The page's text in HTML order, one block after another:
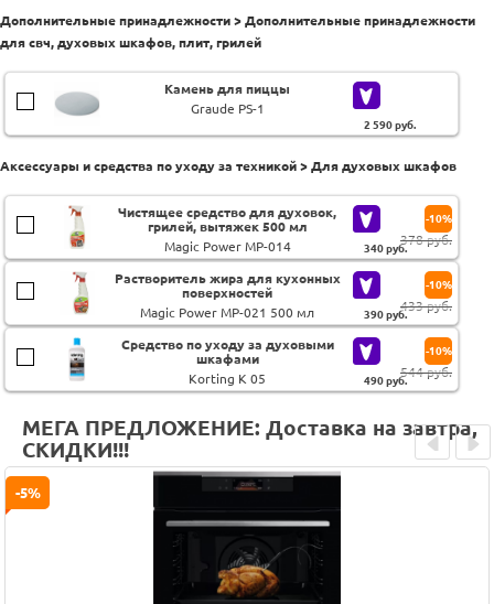
Дополнительные принадлежности > Дополнительные принадлежности
для свч, духовых шкафов, плит, грилей
Камень для пиццы
Graude PS-1
2 590руб.
Аксессуары и средства по уходу за техникой > Для духовых шкафов
Чистящее средство для духовок,
грилей, вытяжек 500 мл
Magic Power MP-014
340руб.
378 руб.
-10%
Растворитель жира для кухонных
поверхностей
Magic Power MP-021 500 мл
390руб.
433 руб.
-10%
Средство по уходу за духовыми
шкафами
Korting K 05
490руб.
544 руб.
-10%
МЕГА ПРЕДЛОЖЕНИЕ: Доставка на завтра,
СКИДКИ!!!
-5%
Prev Next